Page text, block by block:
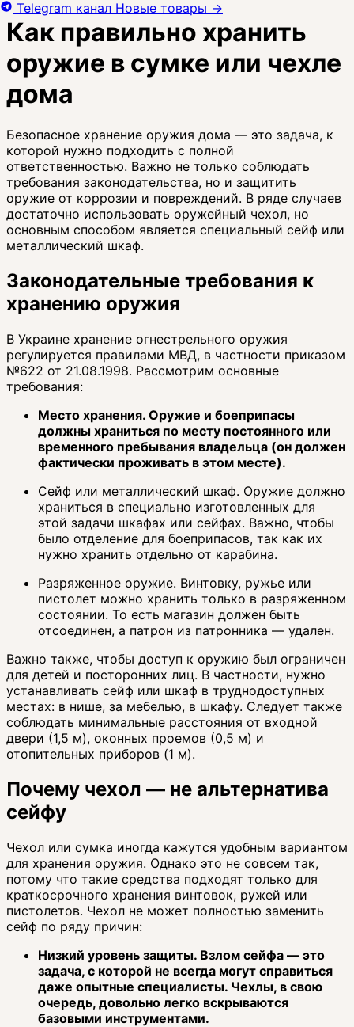
Как правильно хранить
оружие в сумке или чехле
дома
Безопасное хранение оружия дома — это задача, к
которой нужно подходить с полной
ответственностью. Важно не только соблюдать
требования законодательства, но и защитить
оружие от коррозии и повреждений. В ряде случаев
достаточно использовать оружейный чехол, но
основным способом является специальный сейф или
металлический шкаф.
Законодательные требования к
хранению оружия
В Украине хранение огнестрельного оружия
регулируется правилами МВД, в частности приказом
№622 от 21.08.1998. Рассмотрим основные
требования:
Место хранения. Оружие и боеприпасы
должны храниться по месту постоянного или
временного пребывания владельца (он должен
фактически проживать в этом месте).
Сейф или металлический шкаф. Оружие должно
храниться в специально изготовленных для
этой задачи шкафах или сейфах. Важно, чтобы
было отделение для боеприпасов, так как их
нужно хранить отдельно от карабина.
Разряженное оружие. Винтовку, ружье или
пистолет можно хранить только в разряженном
состоянии. То есть магазин должен быть
отсоединен, а патрон из патронника — удален.
Важно также, чтобы доступ к оружию был ограничен
для детей и посторонних лиц. В частности, нужно
устанавливать сейф или шкаф в труднодоступных
местах: в нише, за мебелью, в шкафу. Следует также
соблюдать минимальные расстояния от входной
двери (1,5 м), оконных проемов (0,5 м) и
отопительных приборов (1 м).
Почему чехол — не альтернатива
сейфу
Чехол или сумка иногда кажутся удобным вариантом
для хранения оружия. Однако это не совсем так,
потому что такие средства подходят только для
краткосрочного хранения винтовок, ружей или
пистолетов. Чехол не может полностью заменить
сейф по ряду причин:
Низкий уровень защиты. Взлом сейфа — это
задача, с которой не всегда могут справиться
даже опытные специалисты. Чехлы, в свою
очередь, довольно легко вскрываются
базовыми инструментами.
Telegram канал Новые товары →